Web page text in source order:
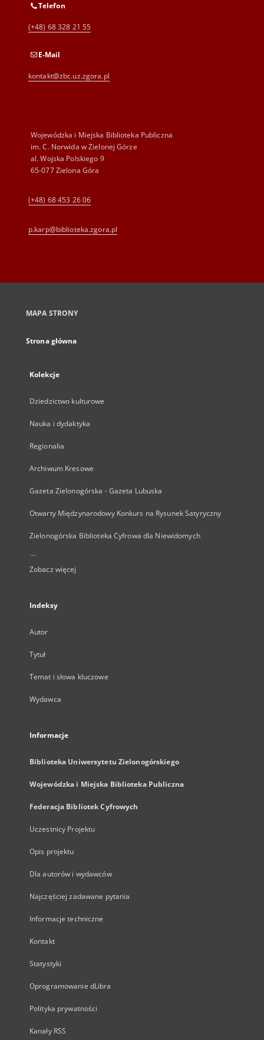
Telefon
(+48) 68 328 21 55
E-Mail
kontakt@zbc.uz.zgora.pl
Wojewódzka i Miejska Biblioteka Publiczna
im. C. Norwida w Zielonej Górze
al. Wojska Polskiego 9
65-077 Zielona Góra
(+48) 68 453 26 06
p.karp@biblioteka.zgora.pl
MAPA STRONY
Strona główna
Kolekcje
Dziedzictwo kulturowe
Nauka i dydaktyka
Regionalia
Archiwum Kresowe
Gazeta Zielonogórska - Gazeta Lubuska
Otwarty Międzynarodowy Konkurs na Rysunek Satyryczny
Zielonogórska Biblioteka Cyfrowa dla Niewidomych
...
Zobacz więcej
Indeksy
Autor
Tytuł
Temat i słowa kluczowe
Wydawca
Informacje
Biblioteka Uniwersytetu Zielonogórskiego
Wojewódzka i Miejska Biblioteka Publiczna
Federacja Bibliotek Cyfrowych
Uczestnicy Projektu
Opis projektu
Dla autorów i wydawców
Najczęściej zadawane pytania
Informacje techniczne
Kontakt
Statystyki
Oprogramowanie dLibra
Polityka prywatności
Kanały RSS